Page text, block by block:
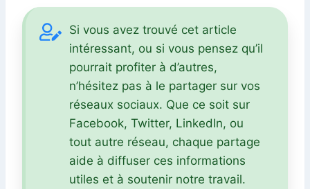
Si vous avez trouvé cet article
intéressant, ou si vous pensez qu’il
pourrait profiter à d’autres,
n’hésitez pas à le partager sur vos
réseaux sociaux. Que ce soit sur
Facebook, Twitter, LinkedIn, ou
tout autre réseau, chaque partage
aide à diffuser ces informations
utiles et à soutenir notre travail.